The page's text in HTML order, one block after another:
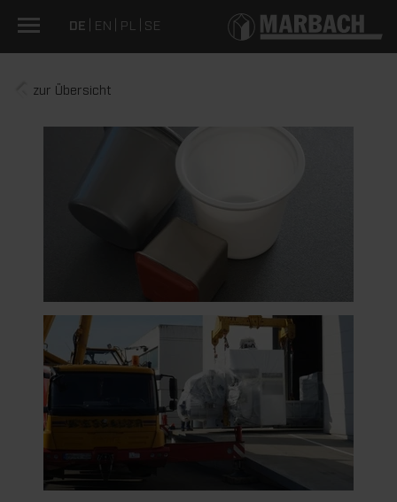
DE EN PL SE
zur Übersicht